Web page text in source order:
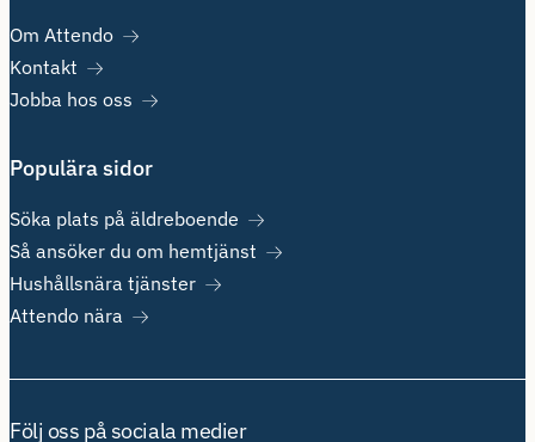
Om Attendo
Kontakt
Jobba hos oss
Populära sidor
Söka plats på äldreboende
Så ansöker du om hemtjänst
Hushållsnära tjänster
Attendo nära
Följ oss på sociala medier